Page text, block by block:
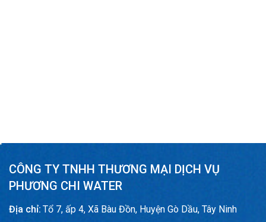
CÔNG TY TNHH THƯƠNG MẠI DỊCH VỤ
PHƯƠNG CHI WATER
Địa chỉ: Tổ 7, ấp 4, Xã Bàu Đồn, Huyện Gò Dầu, Tây Ninh